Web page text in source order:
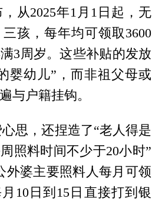
从2025年1月1日起，无
孩，每年均可领取3600
3周岁。这些补贴的发放
婴幼儿”，而非祖父母或
与户籍挂钩。
思，还捏造了“老人得是
照料时间不少于20小时”
外婆主要照料人每月可领
月10日到15日直接打到银